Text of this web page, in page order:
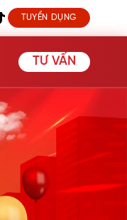
TUYỂN DỤNG
TƯ VẤN